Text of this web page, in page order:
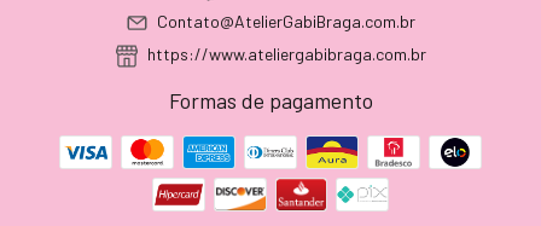
Contato@AtelierGabiBraga.com.br
https://www.ateliergabibraga.com.br
Formas de pagamento